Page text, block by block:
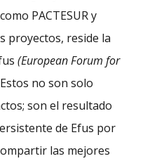
PACTESUR y
proyectos, reside la
(European Forum for
no son solo
son el resultado
de Efus por
las mejores